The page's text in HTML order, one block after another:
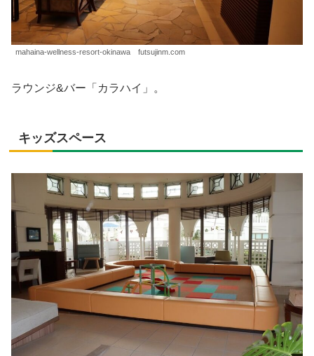
mahaina-wellness-resort-okinawa futsujinm.com
ラウンジ&バー「カラハイ」。
キッズスペース